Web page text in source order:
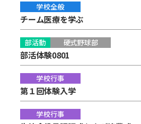
学校全般
チーム医療を学ぶ
部活動 硬式野球部
部活体験0801
学校行事
第１回体験入学
学校行事